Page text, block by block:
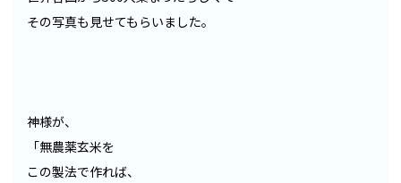
その写真も見せてもらいました。
神様が、
「無農薬玄米を
この製法で作れば、